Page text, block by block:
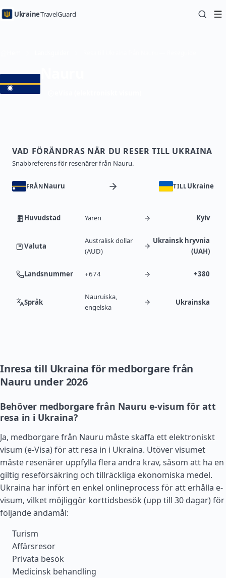
UkraineTravelGuard
VAD FÖRÄNDRAS NÄR DU RESER TILL UKRAINA
Snabbreferens för resenärer från Nauru.
FRÅNNauru TILL Ukraine
Huvudstad Yaren Kyiv
Valuta
Australisk dollar
(AUD)
Ukrainsk hryvnia
(UAH)
Landsnummer +674 +380
Språk
Nauruiska,
engelska
Ukrainska
Inresa till Ukraina för medborgare från
Nauru under 2026
Behöver medborgare från Nauru e-visum för att
resa in i Ukraina?
Ja, medborgare från Nauru måste skaffa ett elektroniskt
visum (e-Visa) för att resa in i Ukraina. Utöver visumet
måste resenärer uppfylla flera andra krav, såsom att ha en
giltig reseförsäkring och tillräckliga ekonomiska medel.
Ukraina har infört en enkel onlineprocess för att erhålla e-
visum, vilket möjliggör korttidsbesök (upp till 30 dagar) för
följande ändamål:
Turism
Affärsresor
Privata besök
Medicinsk behandling